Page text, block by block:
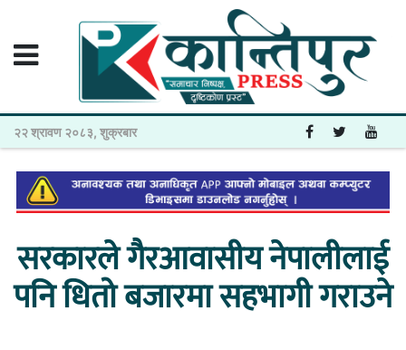
२२ श्रावण २०८३, शुक्रबार
सरकारले गैरआवासीय नेपालीलाई
पनि धितो बजारमा सहभागी गराउने